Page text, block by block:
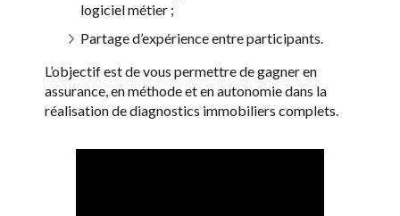
logiciel métier ;
Partage d’expérience entre participants.
L’objectif est de vous permettre de gagner en
assurance, en méthode et en autonomie dans la
réalisation de diagnostics immobiliers complets.